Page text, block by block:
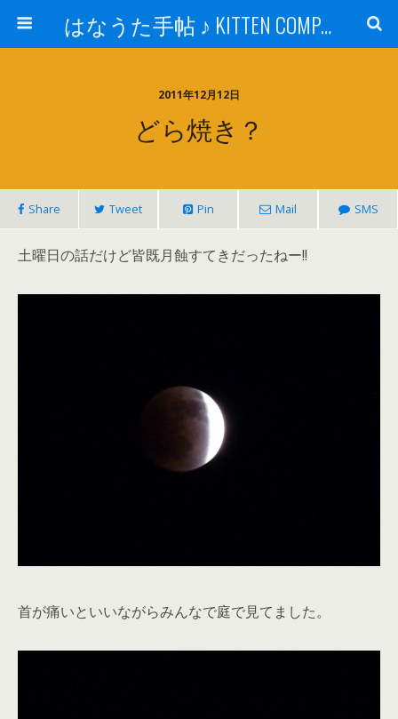
はなうた手帖 ♪ KITTEN COMPANY
2011年12月12日
どら焼き？
Share Tweet Pin Mail SMS
土曜日の話だけど皆既月蝕すてきだったねー!!
首が痛いといいながらみんなで庭で見てました。